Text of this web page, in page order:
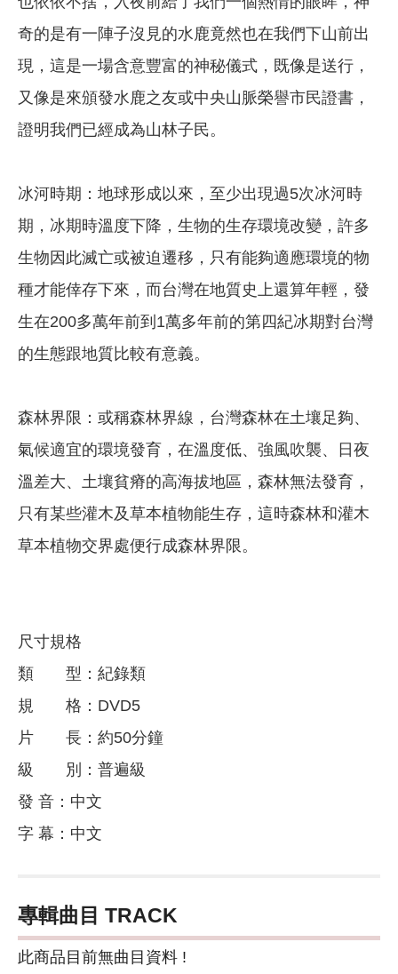
奇的是有一陣子沒見的水鹿竟然也在我們下山前出
現，這是一場含意豐富的神秘儀式，既像是送行，
又像是來頒發水鹿之友或中央山脈榮譽市民證書，
證明我們已經成為山林子民。
冰河時期：地球形成以來，至少出現過5次冰河時
期，冰期時溫度下降，生物的生存環境改變，許多
生物因此滅亡或被迫遷移，只有能夠適應環境的物
種才能倖存下來，而台灣在地質史上還算年輕，發
生在200多萬年前到1萬多年前的第四紀冰期對台灣
的生態跟地質比較有意義。
森林界限：或稱森林界線，台灣森林在土壤足夠、
氣候適宜的環境發育，在溫度低、強風吹襲、日夜
溫差大、土壤貧瘠的高海拔地區，森林無法發育，
只有某些灌木及草本植物能生存，這時森林和灌木
草本植物交界處便行成森林界限。
尺寸規格
類 型：紀錄類
規 格：DVD5
片 長：約50分鐘
級 別：普遍級
發 音：中文
字 幕：中文
專輯曲目 TRACK
此商品目前無曲目資料 !